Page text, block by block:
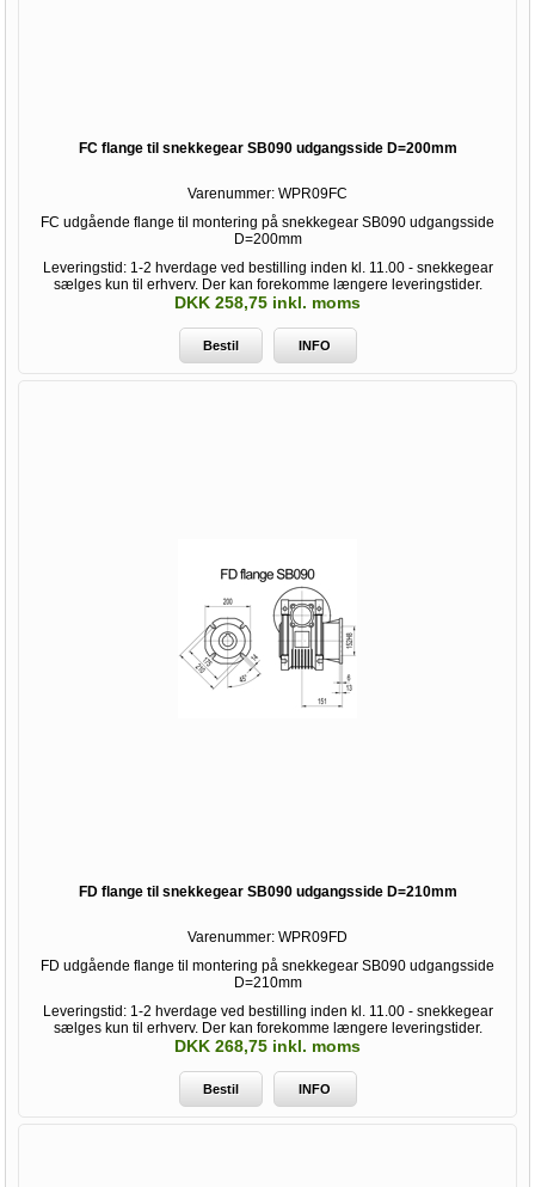
FC flange til snekkegear SB090 udgangsside D=200mm
Varenummer: WPR09FC
FC udgående flange til montering på snekkegear SB090 udgangsside
D=200mm
Leveringstid: 1-2 hverdage ved bestilling inden kl. 11.00 - snekkegear
sælges kun til erhverv. Der kan forekomme længere leveringstider.
DKK 258,75 inkl. moms
Bestil INFO
FD flange til snekkegear SB090 udgangsside D=210mm
Varenummer: WPR09FD
FD udgående flange til montering på snekkegear SB090 udgangsside
D=210mm
Leveringstid: 1-2 hverdage ved bestilling inden kl. 11.00 - snekkegear
sælges kun til erhverv. Der kan forekomme længere leveringstider.
DKK 268,75 inkl. moms
Bestil INFO